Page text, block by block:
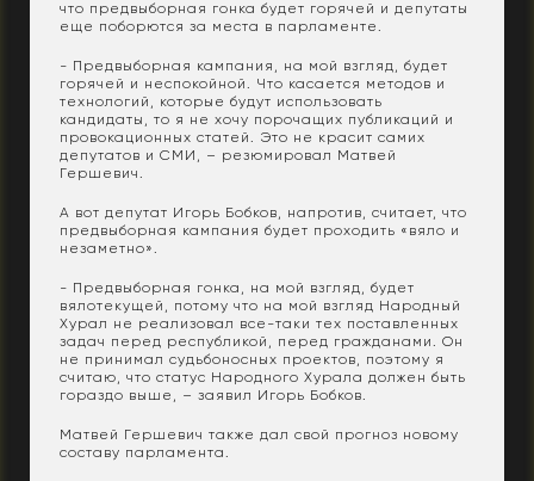
что предвыборная гонка будет горячей и депутаты
еще поборются за места в парламенте.
- Предвыборная кампания, на мой взгляд, будет
горячей и неспокойной. Что касается методов и
технологий, которые будут использовать
кандидаты, то я не хочу порочащих публикаций и
провокационных статей. Это не красит самих
депутатов и СМИ, – резюмировал Матвей
Гершевич.
А вот депутат Игорь Бобков, напротив, считает, что
предвыборная кампания будет проходить «вяло и
незаметно».
- Предвыборная гонка, на мой взгляд, будет
вялотекущей, потому что на мой взгляд Народный
Хурал не реализовал все-таки тех поставленных
задач перед республикой, перед гражданами. Он
не принимал судьбоносных проектов, поэтому я
считаю, что статус Народного Хурала должен быть
гораздо выше, – заявил Игорь Бобков.
Матвей Гершевич также дал свой прогноз новому
составу парламента.